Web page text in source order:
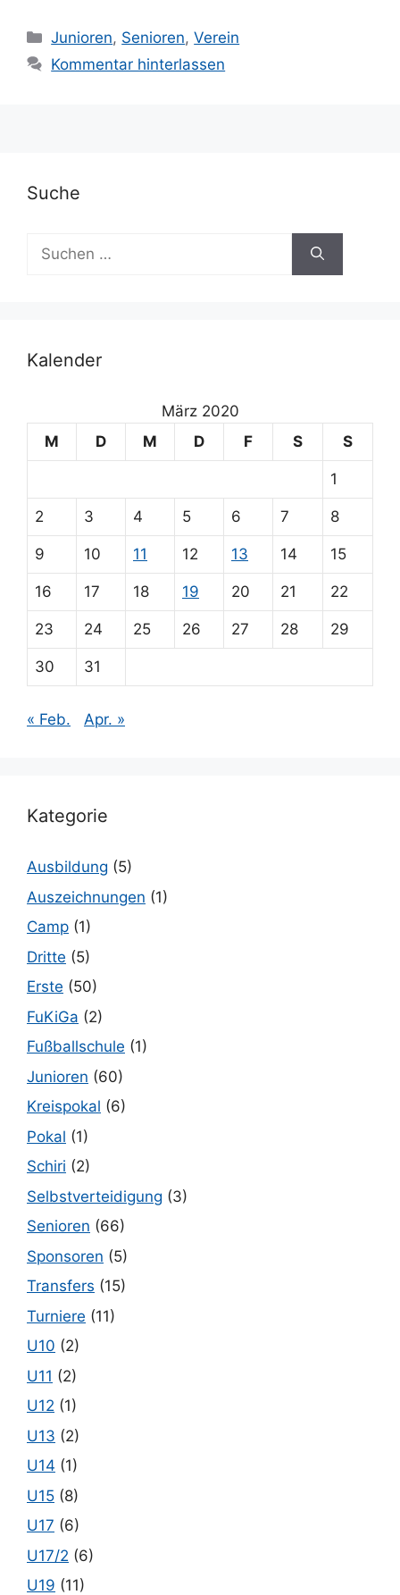
Kategorien
Junioren, Senioren,Verein
Kommentar hinterlassen
Suche
nach:
Kalender
März 2020
M
D M D F S S
1
2 3 4 5 6 7 8
9 10 11 12 13 14 15
16 17 18 19 20 21 22
23 24 25 26 27 28 29
30 31
« Feb. Apr. »
Kategorie
Ausbildung (5)
Auszeichnungen (1)
Camp (1)
Dritte (5)
Erste (50)
FuKiGa (2)
Fußballschule (1)
Junioren (60)
Kreispokal (6)
Pokal (1)
Schiri (2)
Selbstverteidigung (3)
Senioren (66)
Sponsoren (5)
Transfers (15)
Turniere (11)
U10 (2)
U11 (2)
U12 (1)
U13 (2)
U14 (1)
U15 (8)
U17 (6)
U17/2 (6)
U19 (11)